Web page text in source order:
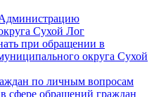
Сухой Лог
при обращении в
округа Сухой
по личным вопросам
в сфере обращений граждан